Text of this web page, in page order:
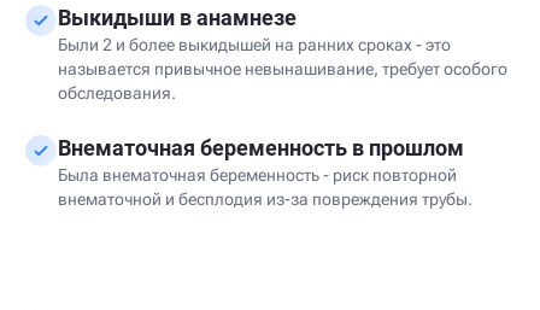
Выкидыши в анамнезе
Были 2 и более выкидышей на ранних сроках - это
называется привычное невынашивание, требует особого
обследования.
Внематочная беременность в прошлом
Была внематочная беременность - риск повторной
внематочной и бесплодия из-за повреждения трубы.